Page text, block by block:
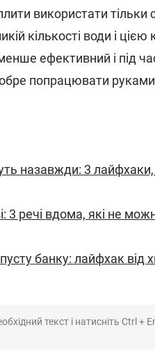
використати тільки
кількості води і
ефективний і під
попрацювати
назавжди: 3 лайфхаки,
3 речі вдома, які не
банку: лайфхак від
текст і натисніть Ctrl +